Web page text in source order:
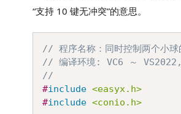
“支持 10 键无冲突”的意思。
// 程序名称：同时控制两个小球
// 编译环境: VC6 ～
//
#include <easyx.h>
#include <conio.h>